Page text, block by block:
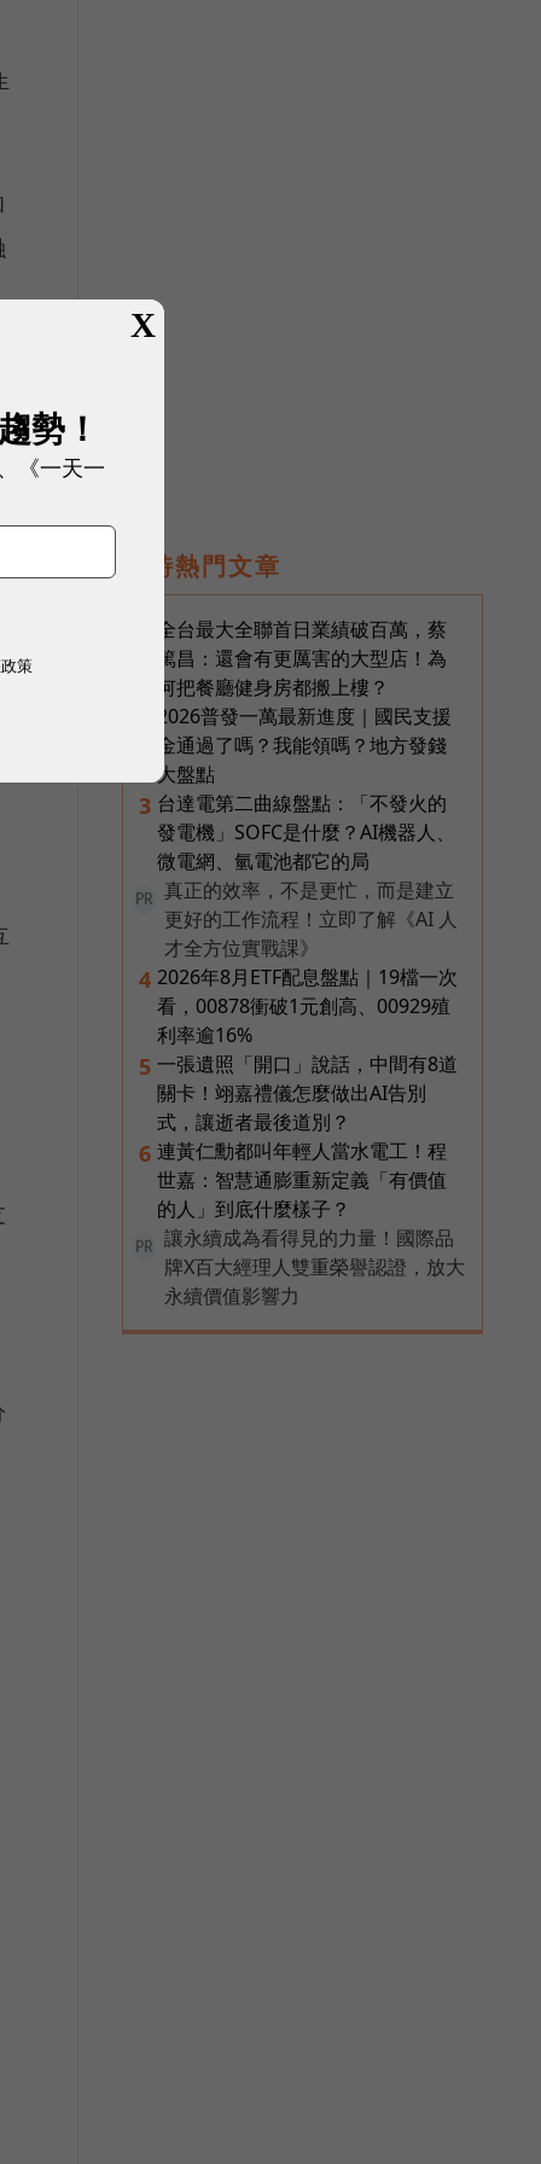
即時熱門文章
全台最大全聯首日業績破百萬，蔡
篤昌：還會有更厲害的大型店！為
何把餐廳健身房都搬上樓？
2026普發一萬最新進度｜國民支援
金通過了嗎？我能領嗎？地方發錢
大盤點
3 台達電第二曲線盤點：「不發火的
發電機」SOFC是什麼？AI機器人、
微電網、氫電池都它的局
PR
真正的效率，不是更忙，而是建立
更好的工作流程！立即了解《AI 人
才全方位實戰課》
4 2026年8月ETF配息盤點｜19檔一次
看，00878衝破1元創高、00929殖
利率逾16%
5 一張遺照「開口」說話，中間有8道
關卡！翊嘉禮儀怎麼做出AI告別
式，讓逝者最後道別？
6 連黃仁勳都叫年輕人當水電工！程
世嘉：智慧通膨重新定義「有價值
的人」到底什麼樣子？
PR
讓永續成為看得見的力量！國際品
牌X百大經理人雙重榮譽認證，放大
永續價值影響力
X
勢！
《一天一
策